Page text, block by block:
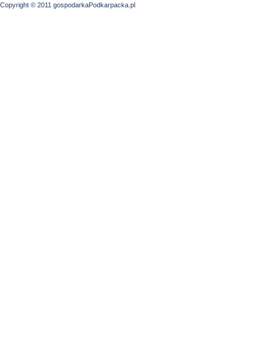
Copyright © 2011 gospodarkaPodkarpacka.pl